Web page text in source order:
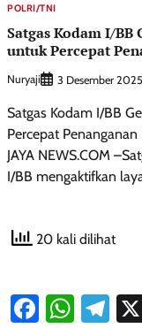
POLRI/TNI
Satgas Kodam I/
untuk Percepat
Nuryaji 3 Desember 2025
Satgas Kodam I/BB
Percepat
JAYA NEWS.COM
I/BB mengaktifkan
20 kali dilihat